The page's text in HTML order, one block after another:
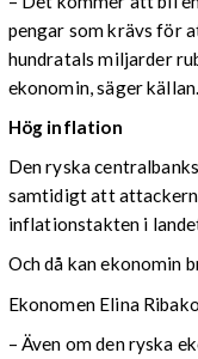
pengar som krävs för
hundratals miljarder
ekonomin, säger källan.
Hög inflation
Den ryska
samtidigt att
inflationstakten i
Och då kan ekonomin
Ekonomen Elina
– Även om den ryska